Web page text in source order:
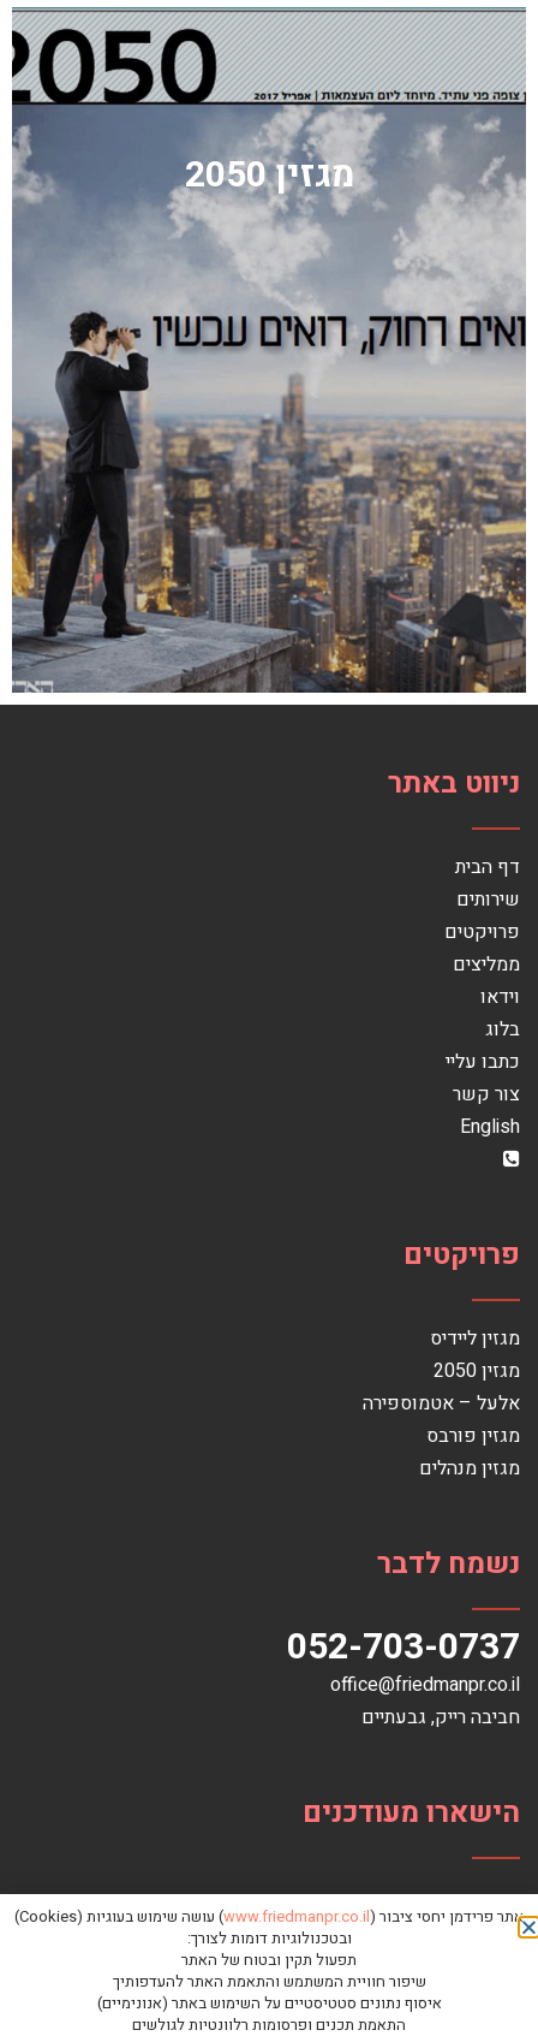
מגזין 2050
ניווט באתר
דף הבית
שירותים
פרויקטים
ממליצים
וידאו
בלוג
כתבו עליי
צור קשר
English
פרויקטים
מגזין ליידיס
מגזין 2050
אלעל – אטמוספירה
מגזין פורבס
מגזין מנהלים
נשמח לדבר
052-703-0737
office@friedmanpr.co.il
חביבה רייק‏, ‏גבעתיים‏
הישארו מעודכנים
אתר פרידמן יחסי ציבור (www.friedmanpr.co.il
) עושה שימוש בעוגיות (Cookies)
ובטכנולוגיות דומות לצורך:
תפעול תקין ובטוח של האתר
שיפור חוויית המשתמש והתאמת האתר להעדפותיך
איסוף נתונים סטטיסטיים על השימוש באתר (אנונימיים)
התאמת תכנים ופרסומות רלוונטיות לגולשים